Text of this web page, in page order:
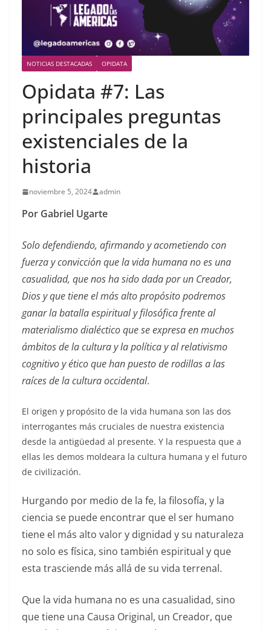
NOTICIAS DESTACADAS OPIDATA
Opidata #7: Las
principales preguntas
existenciales de la
historia
noviembre 5, 2024 admin
Por Gabriel Ugarte
Solo defendiendo, afirmando y acometiendo con
fuerza y convicción que la vida humana no es una
casualidad, que nos ha sido dada por un Creador,
Dios y que tiene el más alto propósito podremos
ganar la batalla espiritual y filosófica frente al
materialismo dialéctico que se expresa en muchos
ámbitos de la cultura y la política y al relativismo
cognitivo y ético que han puesto de rodillas a las
raíces de la cultura occidental.
El origen y propósito de la vida humana son las dos
interrogantes más cruciales de nuestra existencia
desde la antigüedad al presente. Y la respuesta que a
ellas les demos moldeara la cultura humana y el futuro
de civilización.
Hurgando por medio de la fe, la filosofía, y la
ciencia se puede encontrar que el ser humano
tiene el más alto valor y dignidad y su naturaleza
no solo es física, sino también espiritual y que
esta trasciende más allá de su vida terrenal.
Que la vida humana no es una casualidad, sino
que tiene una Causa Original, un Creador, que